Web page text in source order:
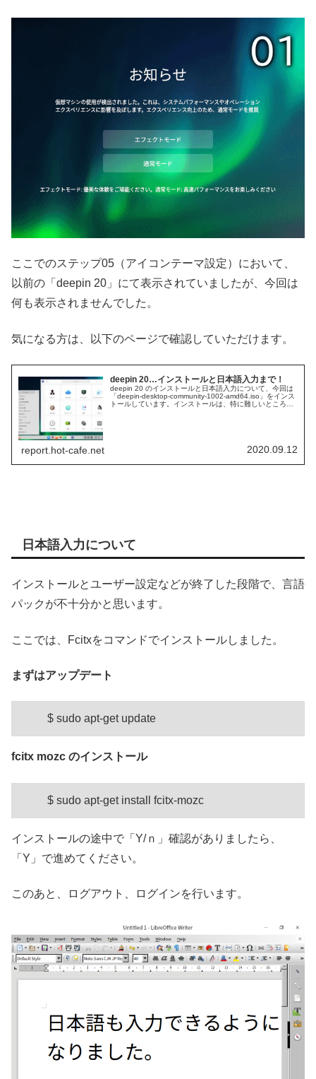
ここでのステップ05（アイコンテーマ設定）において、
以前の「deepin 20」にて表示されていましたが、今回は
何も表示されませんでした。
気になる方は、以下のページで確認していただけます。
deepin 20…インストールと日本語入力まで！
deepin 20 のインストールと日本語入力について、今回は
「deepin-desktop-community-1002-amd64.iso」をインス
トールしています。インストールは、特に難しいところも
report.hot-cafe.net 2020.09.12
日本語入力について
インストールとユーザー設定などが終了した段階で、言語
パックが不十分かと思います。
ここでは、Fcitxをコマンドでインストールしました。
まずはアップデート
$ sudo apt-get update
fcitx mozc のインストール
$ sudo apt-get install fcitx-mozc
インストールの途中で「Y/ｎ」確認がありましたら、
「Y」で進めてください。
このあと、ログアウト、ログインを行います。